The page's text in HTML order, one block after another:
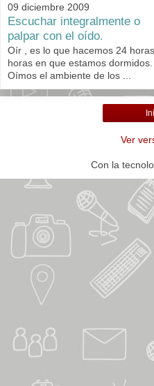
09 diciembre 2009
Escuchar integralmente o
palpar con el oído.
Oír , es lo que hacemos 24
horas en que estamos
Oímos el ambiente de los ...
Ver
Con la